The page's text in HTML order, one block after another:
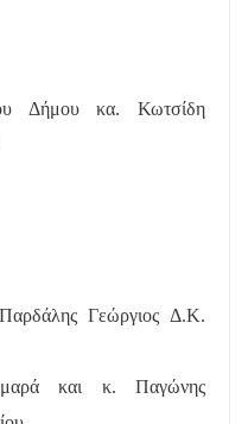
Δήμου κα. Κωτσίδη
Γεώργιος Δ.Κ.
και κ. Παγώνης